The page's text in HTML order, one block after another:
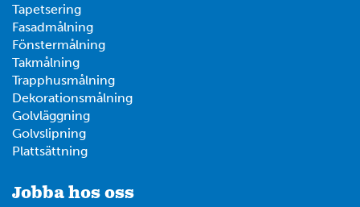
Tapetsering
Fasadmålning
Fönstermålning
Takmålning
Trapphusmålning
Dekorationsmålning
Golvläggning
Golvslipning
Plattsättning
Jobba hos oss